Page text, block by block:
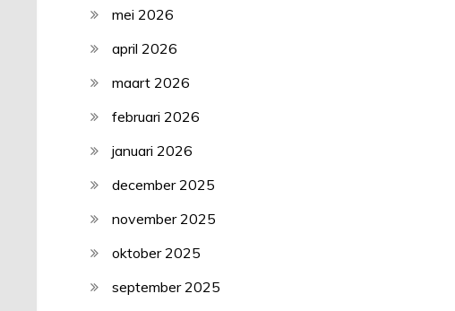
mei 2026
april 2026
maart 2026
februari 2026
januari 2026
december 2025
november 2025
oktober 2025
september 2025